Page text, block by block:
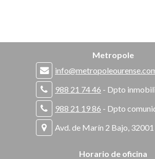
Metropole
988 21 74 46 - Dpto
988 21 19 86 - Dpto
Avd. de Marín 2 Bajo,
Horario de oficina